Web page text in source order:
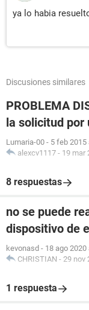
ya lo habia
Discusiones similares
PROBLEMA
la solicitud por
Lumaria-00 - 5 feb 2015
alexcv1117 - 19 mar
8 respuestas
no se puede
dispositivo de
kevonasd - 18 ago 2020
CHRISTIAN - 29 nov
1 respuesta